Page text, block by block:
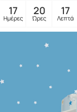
17
Ημέρες
20
Ώρες
17
Λεπτά